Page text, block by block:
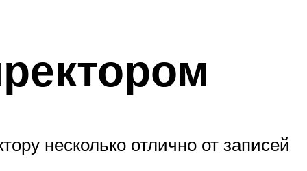
несколько отлично от записей